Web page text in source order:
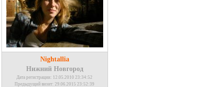
Nightallia
Нижний Новгород
Дата регистрации: 12.05.2010 23:34:52
Предыдущий визит: 29.06.2015 23:52:39